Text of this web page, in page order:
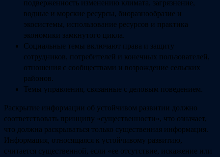
подверженность изменению климата, загрязнение,
водные и морские ресурсы, биоразнообразие и
экосистемы, использование ресурсов и практика
экономики замкнутого цикла.
Социальные темы включают права и защиту
сотрудников, потребителей и конечных пользователей,
отношения с сообществами и возрождение сельских
районов.
Темы управления, связанные с деловым поведением.
Раскрытие информации об устойчивом развитии должно
соответствовать принципу «существенности», что означает,
что должна раскрываться только существенная информация.
Информация, относящаяся к устойчивому развитию,
считается существенной, если «ее отсутствие, искажение или